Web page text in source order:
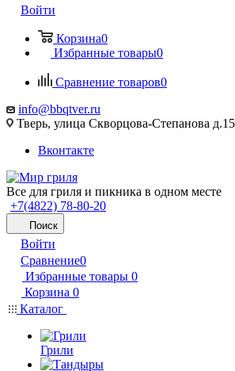
Войти
Корзина0
Избранные товары0
Сравнение товаров0
info@bbqtver.ru
Тверь, улица Скворцова-Степанова д.15
Вконтакте
Все для гриля и пикника в одном месте
+7(4822) 78-80-20
Поиск
Войти
Сравнение0
Избранные товары 0
Корзина 0
Каталог
Грили